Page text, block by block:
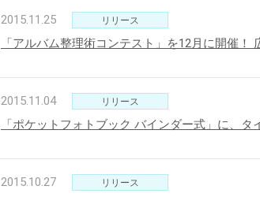
2015.11.25 リリース
「アルバム整理術コンテスト」を12月に開催！
2015.11.04 リリース
「ポケットフォトブック バインダー式」に、
2015.10.27 リリース